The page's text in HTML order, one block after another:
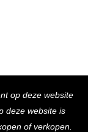
op deze website
deze website is
of verkopen.